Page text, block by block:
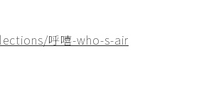
呼嘻-who-s-air